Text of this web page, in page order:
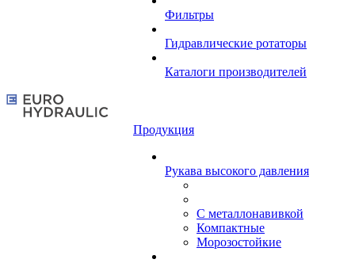
Фильтры
Гидравлические ротаторы
Каталоги производителей
Продукция
Рукава высокого давления
С металлонавивкой
Компактные
Морозостойкие